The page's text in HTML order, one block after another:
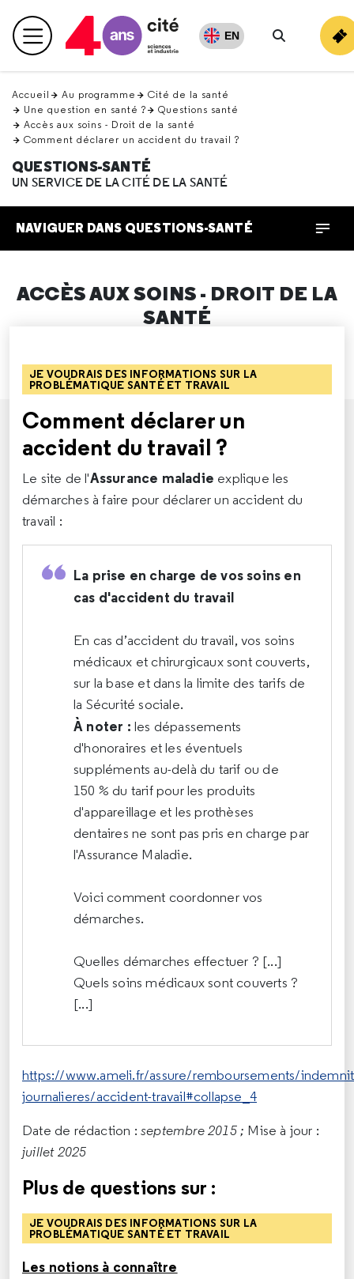
en
haut Menu principal EN
Rechercher
Accueil Au programme
Cité de la santé
Une question en santé ?
Questions santé
Accès aux soins - Droit de la santé
Comment déclarer un accident du travail ?
QUESTIONS-SANTÉ
UN SERVICE DE LA CITÉ DE LA SANTÉ
NAVIGUER DANS QUESTIONS-SANTÉ
ACCÈS AUX SOINS - DROIT DE LA
SANTÉ
JE VOUDRAIS DES INFORMATIONS SUR LA
PROBLÉMATIQUE SANTÉ ET TRAVAIL
Comment déclarer un
accident du travail ?
Le site de l'Assurance maladie explique les
démarches à faire pour déclarer un accident du
travail :
La prise en charge de vos soins en
cas d'accident du travail
En cas d’accident du travail, vos soins
médicaux et chirurgicaux sont couverts,
sur la base et dans la limite des tarifs de
la Sécurité sociale.
À noter : les dépassements
d'honoraires et les éventuels
suppléments au-delà du tarif ou de
150 % du tarif pour les produits
d'appareillage et les prothèses
dentaires ne sont pas pris en charge par
l'Assurance Maladie.
Voici comment coordonner vos
démarches.
Quelles démarches effectuer ? [...]
Quels soins médicaux sont couverts ?
[...]
https://www.ameli.fr/assure/remboursements/
journalieres/accident-travail#collapse_4
Date de rédaction : septembre 2015 ; Mise à jour :
juillet 2025
Plus de questions sur :
JE VOUDRAIS DES INFORMATIONS SUR LA
PROBLÉMATIQUE SANTÉ ET TRAVAIL
Les notions à connaître